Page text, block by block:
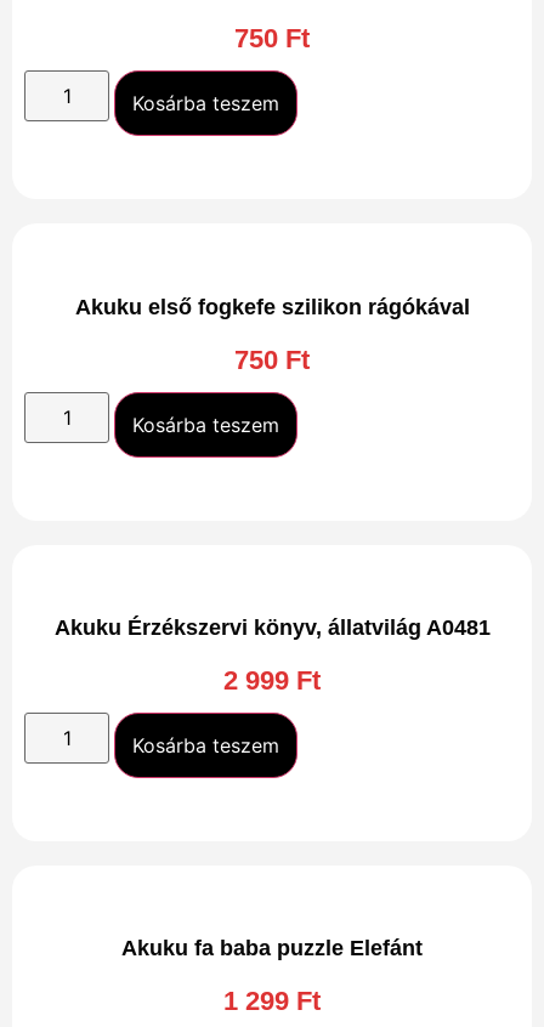
750 Ft
Kosárba teszem
Akuku első fogkefe szilikon rágókával
750 Ft
Kosárba teszem
Akuku Érzékszervi könyv, állatvilág A0481
2 999 Ft
Kosárba teszem
Akuku fa baba puzzle Elefánt
1 299 Ft